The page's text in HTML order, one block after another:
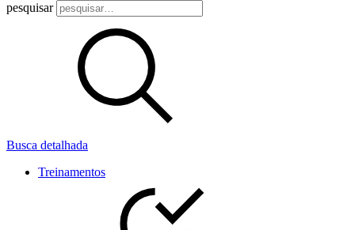
pesquisar
Busca detalhada
Treinamentos